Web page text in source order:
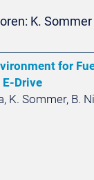
K. Sommer
for
Drive
K. Sommer, B.